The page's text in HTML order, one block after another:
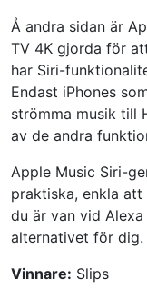
Å andra sidan är
TV 4K gjorda för
har Siri-
Endast iPhones
strömma musik till
av de andra
Apple Music Siri-
praktiska, enkla att
du är van vid
alternativet för dig.
Vinnare: Slips